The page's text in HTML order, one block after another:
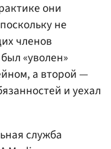
они
не
членов
«уволен»
а второй —
и уехал
служба